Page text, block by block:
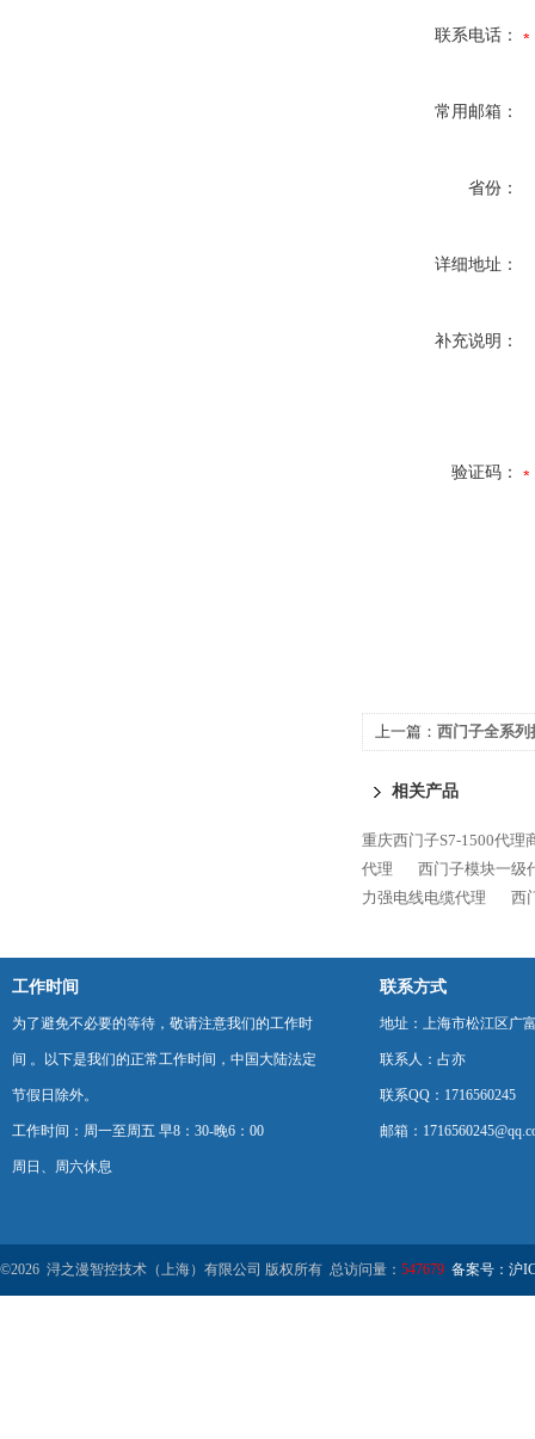
联系电话：
常用邮箱：
省份：
详细地址：
补充说明：
验证码：
上一篇： 西门子全系列
相关产品
重庆西门子S7-1500代理
代理
西门子模块一级
力强电线电缆代理
西
工作时间
为了避免不必要的等待，敬请注意我们的工作时
间 。以下是我们的正常工作时间，中国大陆法定
节假日除外。
工作时间：周一至周五 早8：30-晚6：00
周日、周六休息
联系方式
地址：上海市松江区广
联系人：占亦
联系QQ：1716560245
邮箱：
©2026 浔之漫智控技术（上海）有限公司 版权所有 总访问量： 547679 备案号：沪